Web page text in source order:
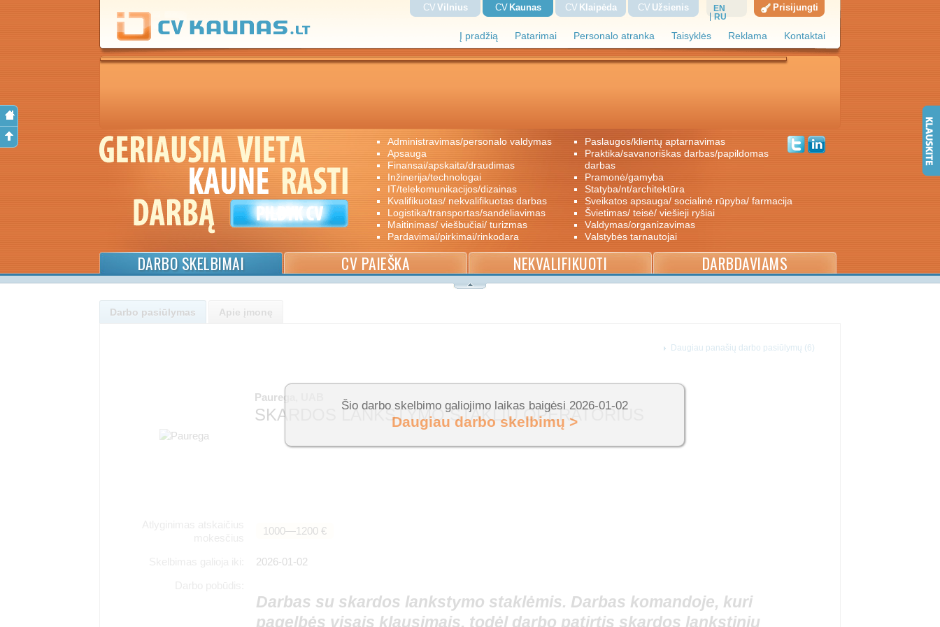
Į pradžią Patarimai Personalo atranka Taisyklės Reklama Kontaktai
CV Vilnius CV Kaunas CV Klaipėda CV Užsienis
EN
RU
Prisijungti
administravimas/personalo valdymas
apsauga
finansai/apskaita/draudimas
inžinerija/technologai
IT/telekomunikacijos/dizainas
kvalifikuotas/ nekvalifikuotas darbas
logistika/transportas/sandėliavimas
maitinimas/ viešbučiai/ turizmas
pardavimai/pirkimai/rinkodara
paslaugos/klientų aptarnavimas
praktika/savanoriškas darbas/papildomas
darbas
pramonė/gamyba
statyba/nt/architektūra
sveikatos apsauga/ socialinė rūpyba/ farmacija
švietimas/ teisė/ viešieji ryšiai
valdymas/organizavimas
valstybės tarnautojai
DARBO SKELBIMAI CV PAIEŠKA NEKVALIFIKUOTI DARBDAVIAMS
Darbo pasiūlymas Apie įmonę
Paurega, UAB
SKARDOS LANKSTYMO STAKLIŲ OPERATORIUS
1000―1200 €
2026-01-02
Darbas su skardos lankstymo staklėmis. Darbas komandoje, kuri
pagelbės visais klausimais, todėl darbo patirtis skardos lankstinių
Daugiau panašių darbo pasiūlymų (6)
Šio darbo skelbimo galiojimo laikas baigėsi 2026-01-02
Daugiau darbo skelbimų >